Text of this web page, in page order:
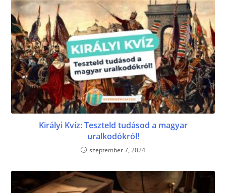
Királyi Kvíz: Teszteld tudásod a magyar
uralkodókról!
szeptember 7, 2024